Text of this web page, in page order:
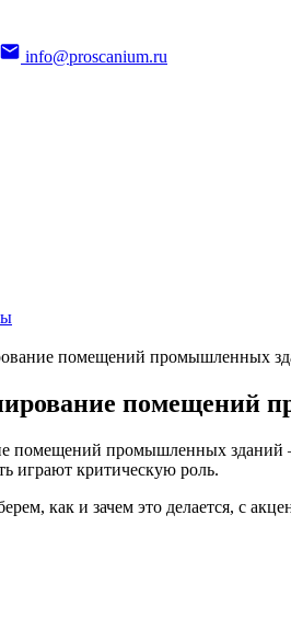
info@proscanium.ru
помещений промышленных
помещений
помещений промышленных зданий
играют критическую роль.
как и зачем это делается, с